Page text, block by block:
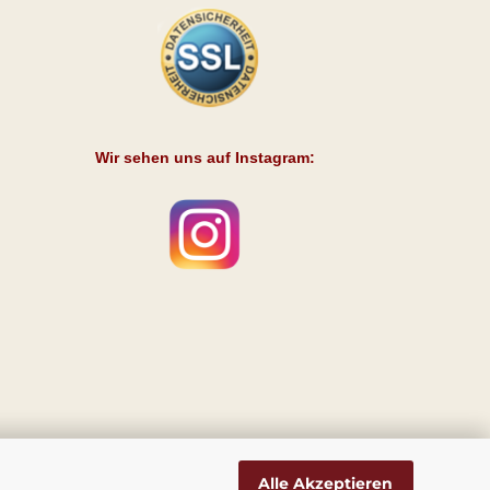
Alle Akzeptieren
Wir sehen uns auf Instagram: